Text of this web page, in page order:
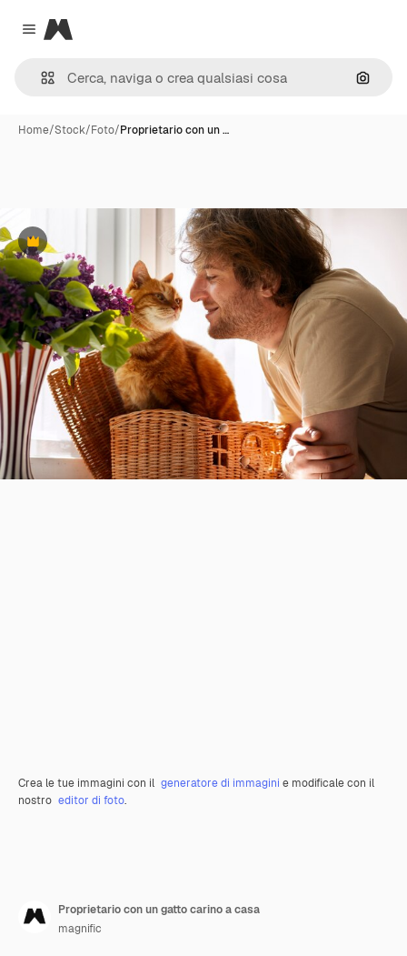
Close menu
Magnific
Cerca
Home/Stock/Foto/Proprietario con un …
Premium
Crea le tue immagini con il generatore di immagini e modificale con il
nostro editor di foto.
Proprietario con un gatto carino a casa
magnific